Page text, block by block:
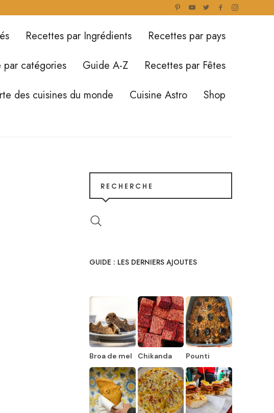
Recettes par Ingrédients
Recettes par pays
par catégories Guide A-Z
Recettes par Fêtes
des cuisines du monde Cuisine Astro Shop
RECHERCHE
GUIDE : LES DERNIERS AJOUTES
Broa de mel Chikanda Pounti